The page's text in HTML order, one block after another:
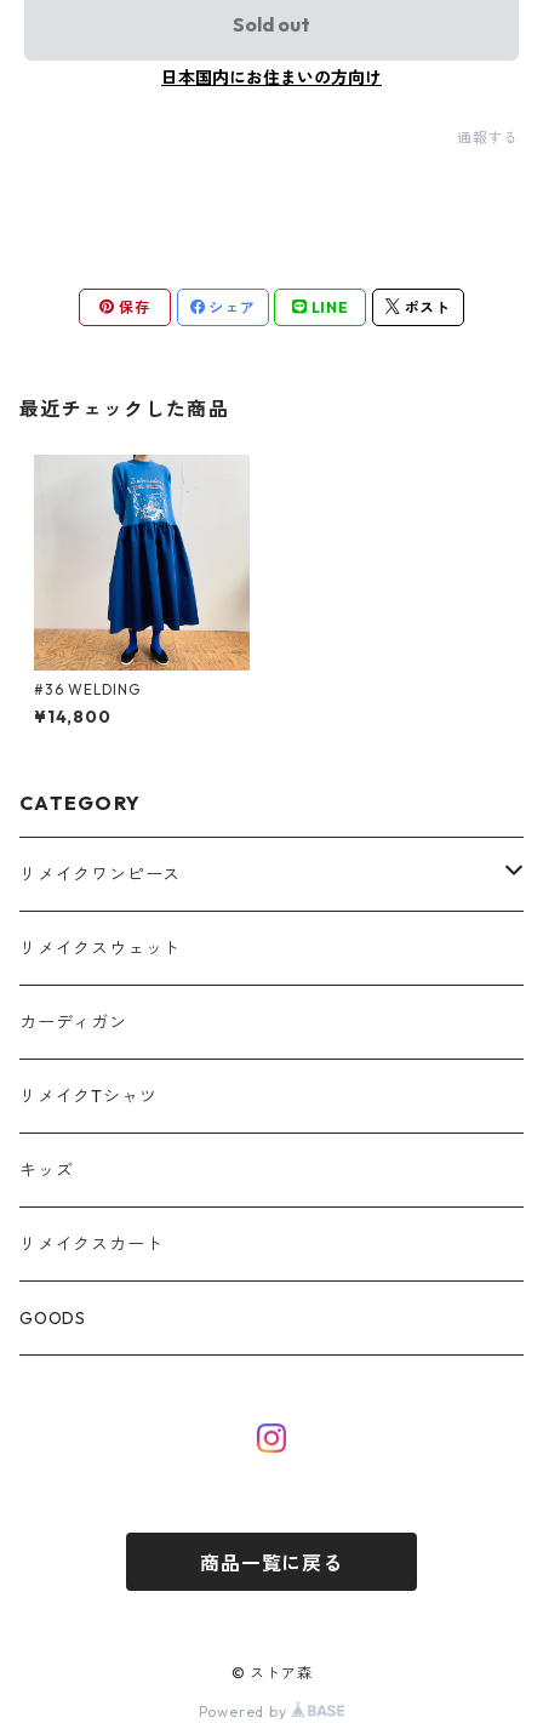
Sold out
日本国内にお住まいの方向け
通報する
保存 シェア LINE ポスト
最近チェックした商品
#36 WELDING
¥14,800
CATEGORY
リメイクワンピース
Tシャツ
スウェット
ポロシャツ
リメイクスウェット
カーディガン
リメイクTシャツ
キッズ
リメイクスカート
GOODS
商品一覧に戻る
© ストア森
Powered by